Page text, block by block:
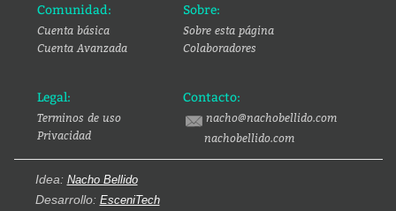
Comunidad:
Cuenta básica
Cuenta Avanzada
Sobre:
Sobre esta página
Colaboradores
Legal:
Terminos de uso
Privacidad
Contacto:
nacho@nachobellido.com
nachobellido.com
Idea: Nacho Bellido
Desarrollo: EsceniTech